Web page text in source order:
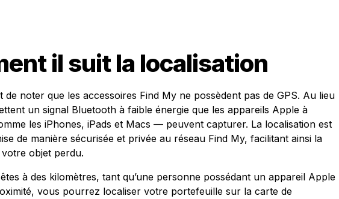
il suit la localisation
de noter que les accessoires Find My ne possèdent pas de GPS. Au lieu
un signal Bluetooth à faible énergie que les appareils Apple à
les iPhones, iPads et Macs — peuvent capturer. La localisation est
de manière sécurisée et privée au réseau Find My, facilitant ainsi la
objet perdu.
à des kilomètres, tant qu’une personne possédant un appareil Apple
vous pourrez localiser votre portefeuille sur la carte de